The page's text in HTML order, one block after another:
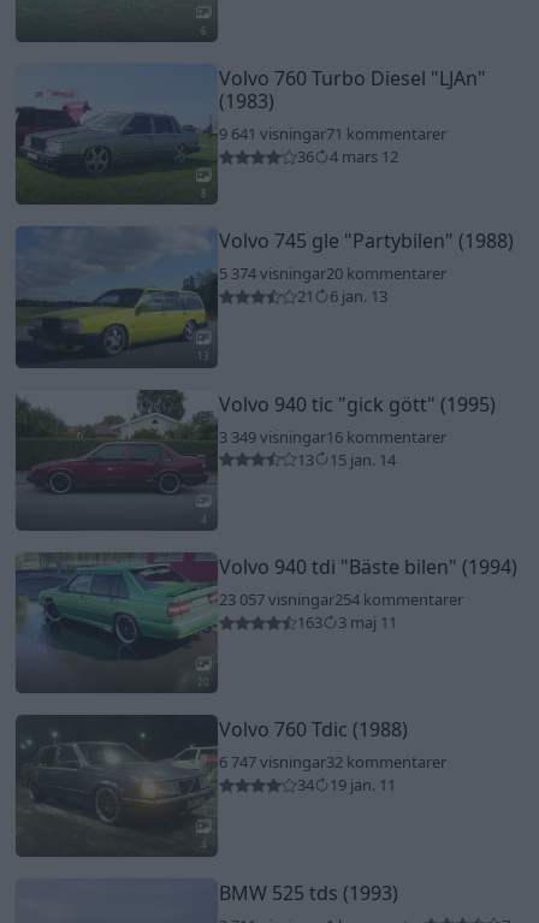
6
8
Volvo 760 Turbo Diesel "LJAn"
(1983)
9 641 visningar71 kommentarer
36
4 mars 12
13
Volvo 745 gle "Partybilen" (1988)
5 374 visningar20 kommentarer
21
6 jan. 13
4
Volvo 940 tic "gick gött" (1995)
3 349 visningar16 kommentarer
13
15 jan. 14
20
Volvo 940 tdi "Bäste bilen" (1994)
23 057 visningar254 kommentarer
163
3 maj 11
4
Volvo 760 Tdic (1988)
6 747 visningar32 kommentarer
34
19 jan. 11
BMW 525 tds (1993)